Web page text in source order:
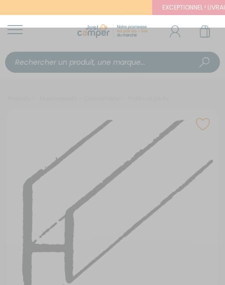
EXCEPTIONNEL !